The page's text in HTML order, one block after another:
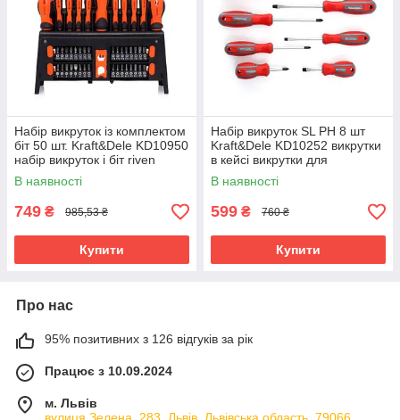
Набір викруток із комплектом
біт 50 шт. Kraft&Dele KD10950
набір викруток і біт riven
В наявності
749 ₴ 985,53 ₴
Купити
Набір викруток SL PH 8 шт
Kraft&Dele KD10252 викрутки
в кейсі викрутки для
майстерні комплект плоских
та хрестових викруток
В наявності
599 ₴ 760 ₴
Купити
Про нас
95% позитивних з 126 відгуків за рік
Працює з 10.09.2024
м. Львів